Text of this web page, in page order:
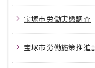
宝塚市労働実態調査
宝塚市労働施策推進